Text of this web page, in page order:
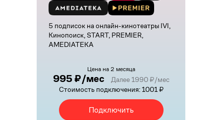
5 подписок на онлайн-кинотеатры IVI,
Кинопоиск, START, PREMIER,
AMEDIATEKA
Цена на 2 месяца
995 ₽/мес
Далее 1990 ₽/мес
Стоимость подключения: 1001 ₽
Подключить